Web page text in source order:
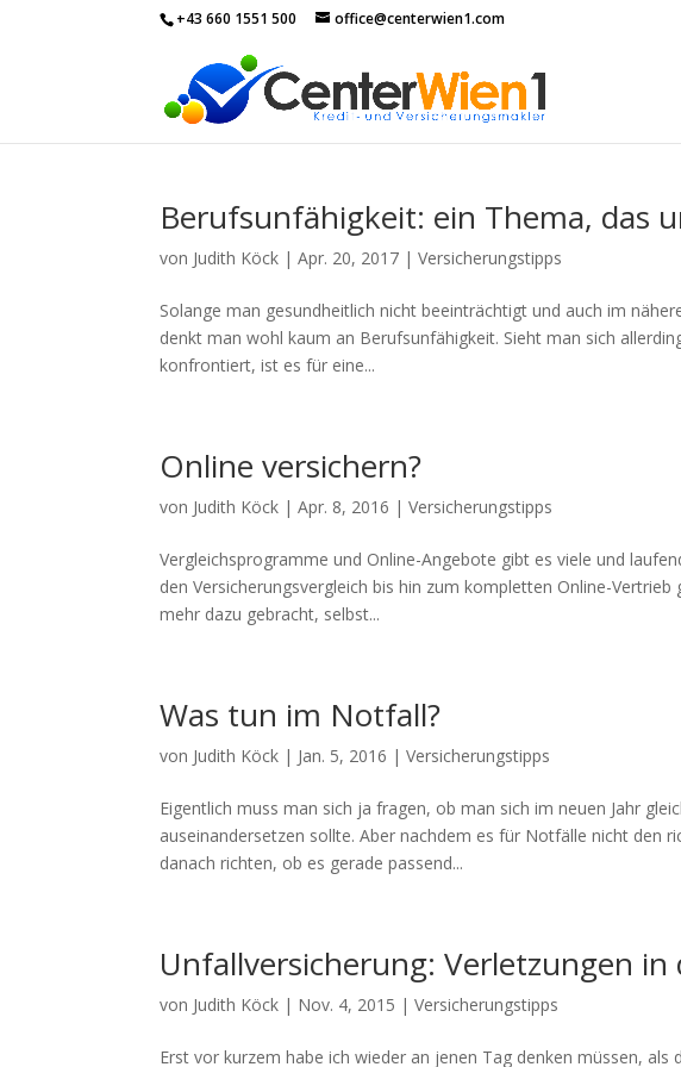
+43 660 1551 500 office@centerwien1.com
Berufsunfähigkeit: ein Thema, das
von Judith Köck |Apr. 20, 2017 |Versicherungstipps
Solange man gesundheitlich nicht beeinträchtigt und auch im
denkt man wohl kaum an Berufsunfähigkeit. Sieht man sich
konfrontiert, ist es für eine...
Online versichern?
von Judith Köck |Apr. 8, 2016 |Versicherungstipps
Vergleichsprogramme und Online-Angebote gibt es viele und
den Versicherungsvergleich bis hin zum kompletten Online-
mehr dazu gebracht, selbst...
Was tun im Notfall?
von Judith Köck | Jan. 5, 2016 |Versicherungstipps
Eigentlich muss man sich ja fragen, ob man sich im neuen Jahr
auseinandersetzen sollte. Aber nachdem es für Notfälle nicht den
danach richten, ob es gerade passend...
Unfallversicherung: Verletzungen in
von Judith Köck | Nov. 4, 2015 |Versicherungstipps
Erst vor kurzem habe ich wieder an jenen Tag denken müssen,